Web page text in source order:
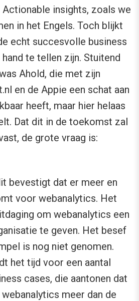
Actionable insights, zoals we
in het Engels. Toch blijkt
echt succesvolle business
te tellen zijn. Stuitend
Ahold, die met zijn
en de Appie een schat aan
heeft, maar hier helaas
Dat dit in de toekomst zal
de grote vraag is:
bevestigt dat er meer en
voor webanalytics. Het
om webanalytics een
te geven. Het besef
is nog niet genomen.
het tijd voor een aantal
cases, die aantonen dat
meer dan de